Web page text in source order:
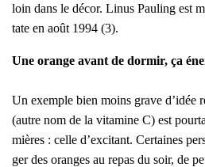
loin dans le décor. Linus Pau­ling est
tate en août 1994 (3).
Une orange avant de dor­mir, ça
Un exemple bien moins grave d’idée
(autre nom de la vita­mine C) est
mières : celle d’excitant. Cer­taines
ger des oranges au repas du soir, de